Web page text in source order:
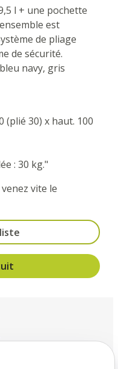
l + une pochette
est
de pliage
de sécurité.
navy, gris
(plié 30) x haut. 100
: 30 kg."
vite le